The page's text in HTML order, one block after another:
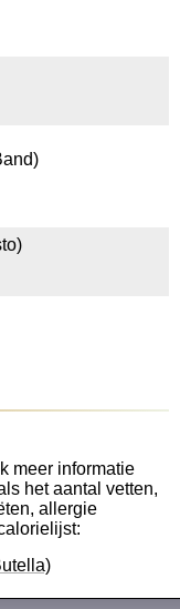
meer informatie
het aantal vetten,
allergie